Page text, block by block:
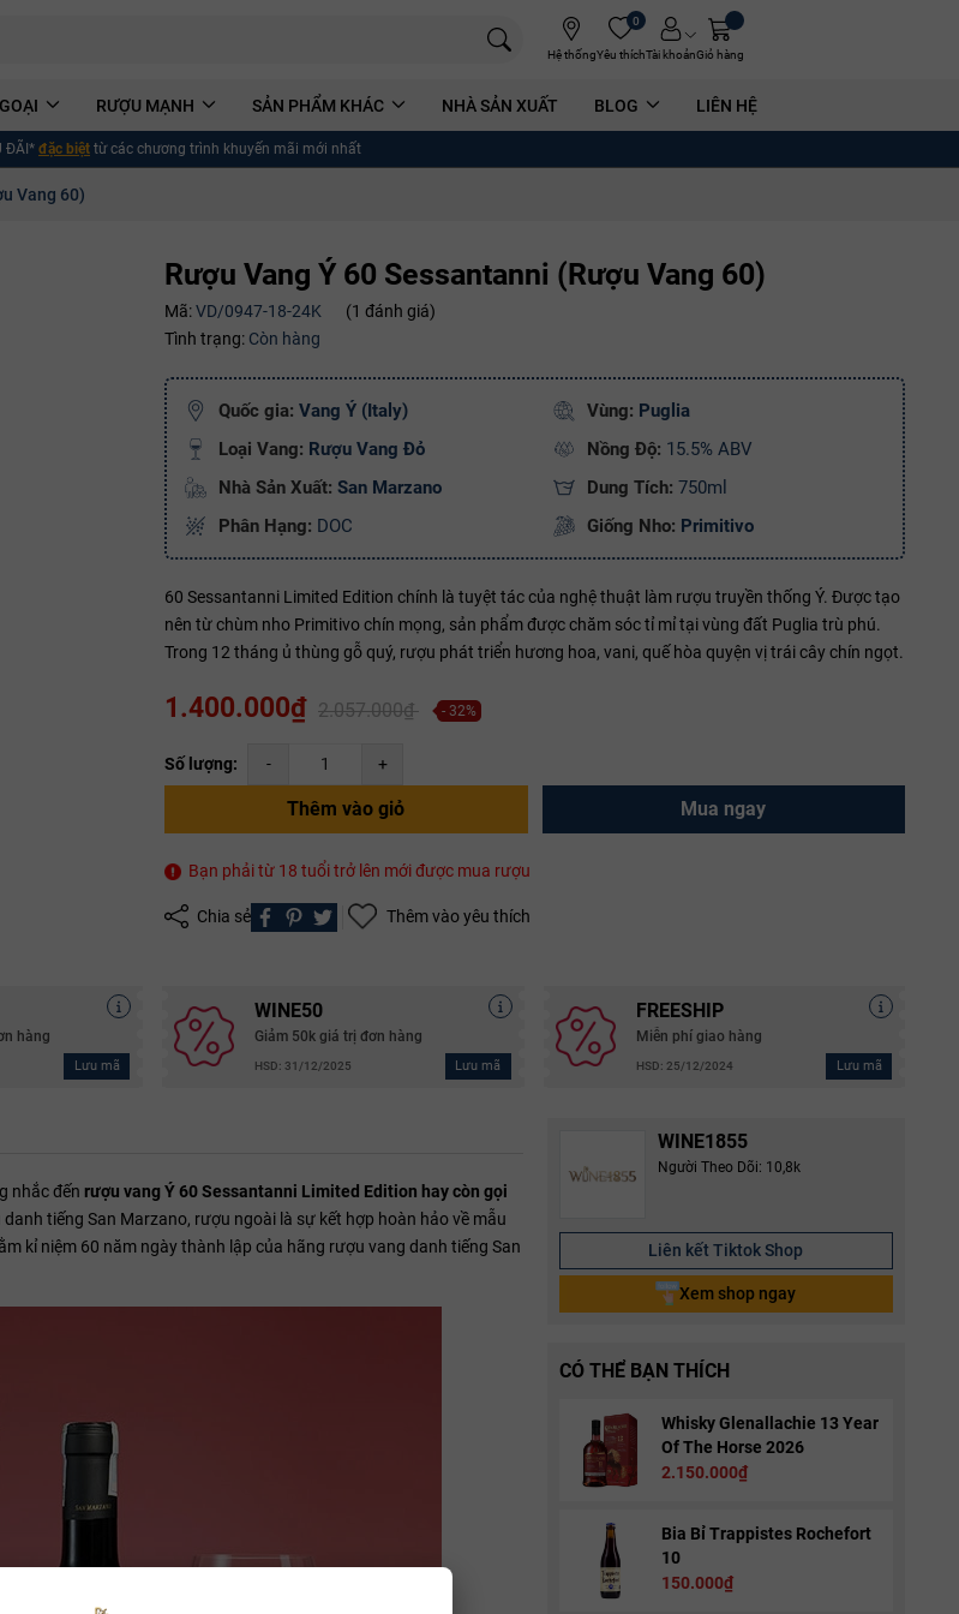
Hệ thống
0
Yêu thíchTài khoảnGiỏ hàng
RƯỢU MẠNH SẢN PHẨM KHÁC NHÀ SẢN XUẤT BLOG LIÊN HỆ
ĐÃI* đặc biệt từ các chương trình khuyến mãi mới nhất
Vang 60)
Rượu Vang Ý 60 Sessantanni (Rượu Vang 60)
Mã:VD/0947-18-24K
(1 đánh giá)
Tình trạng: Còn hàng
Quốc gia: Vang Ý (Italy) Vùng: Puglia
Loại Vang: Rượu Vang Đỏ Nồng Độ: 15.5% ABV
Nhà Sản Xuất: San Marzano Dung Tích: 750ml
Phân Hạng: DOC Giống Nho: Primitivo
60 Sessantanni Limited Edition chính là tuyệt tác của nghệ thuật làm rượu truyền thống Ý. Được tạo
nên từ chùm nho Primitivo chín mọng, sản phẩm được chăm sóc tỉ mỉ tại vùng đất Puglia trù phú.
Trong 12 tháng ủ thùng gỗ quý, rượu phát triển hương hoa, vani, quế hòa quyện vị trái cây chín ngọt.
1.400.000₫ 2.057.000₫ - 32%
Số lượng: - +
Thêm vào giỏ Mua ngay
Bạn phải từ 18 tuổi trở lên mới được mua rượu
Chia sẻ Thêm vào yêu thích
hàng
Lưu mã
WINE50
Giảm 50k giá trị đơn hàng
HSD: 31/12/2025 Lưu mã
FREESHIP
Miễn phí giao hàng
HSD: 25/12/2024 Lưu mã
THANH TOÁN bạn nhé!
WINE1855
Người Theo Dõi: 10,8k
Liên kết Tiktok Shop
Xem shop ngay
CÓ THỂ BẠN THÍCH
Whisky Glenallachie 13 Year
Of The Horse 2026
2.150.000₫
Bia Bỉ Trappistes Rochefort
10
150.000₫
nhắc đến rượu vang Ý 60 Sessantanni Limited Edition hay còn gọi
tiếng San Marzano, rượu ngoài là sự kết hợp hoàn hảo về mẫu
kỉ niệm 60 năm ngày thành lập của hãng rượu vang danh tiếng San